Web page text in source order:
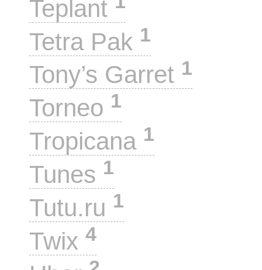
Teplant
Tetra Pak 1
Tony’s Garret 1
Torneo 1
Tropicana 1
Tunes 1
Tutu.ru 1
Twix 4